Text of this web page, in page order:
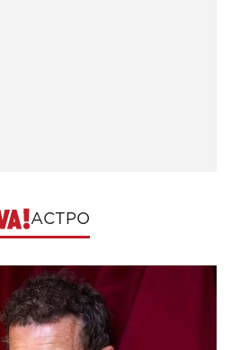
АСТРО